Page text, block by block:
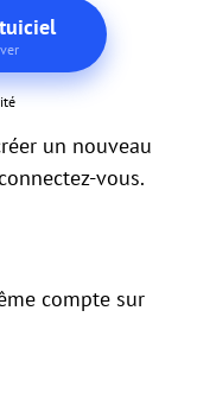
un nouveau
vous.
compte sur